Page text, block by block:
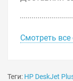
Смотреть
Теги: HP DeskJet